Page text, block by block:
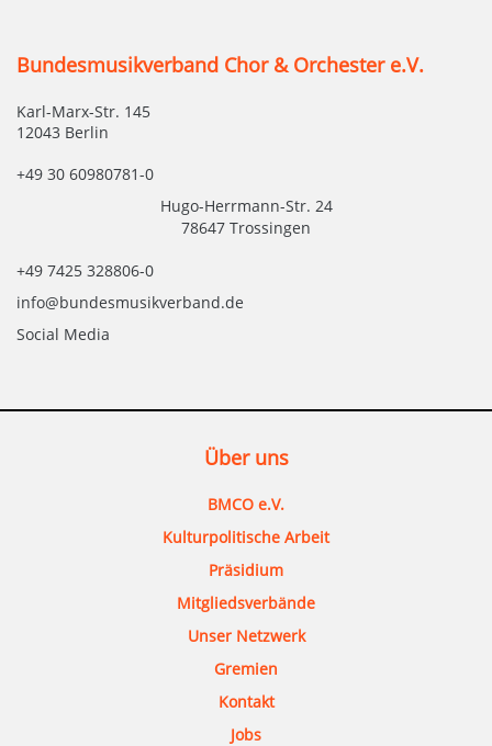
Bundesmusikverband Chor & Orchester e.V.
Karl-Marx-Str. 145
12043 Berlin
+49 30 60980781-0
Hugo-Herrmann-Str. 24
78647 Trossingen
+49 7425 328806-0
info@bundesmusikverband.de
Social Media
Über uns
BMCO e.V.
Kulturpolitische Arbeit
Präsidium
Mitgliedsverbände
Unser Netzwerk
Gremien
Kontakt
Jobs